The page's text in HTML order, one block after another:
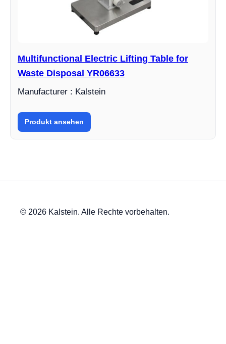
Multifunctional Electric Lifting Table for
Waste Disposal YR06633
Manufacturer : Kalstein
Produkt ansehen
© 2026 Kalstein. Alle Rechte vorbehalten.